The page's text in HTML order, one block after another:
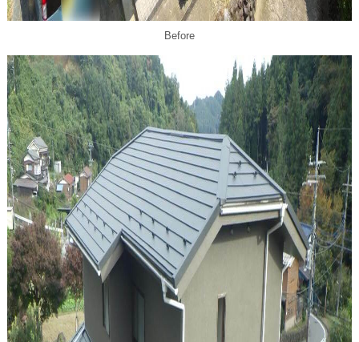
Before